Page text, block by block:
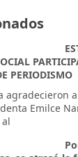
PERIODISMO
agradecieron
Emilce